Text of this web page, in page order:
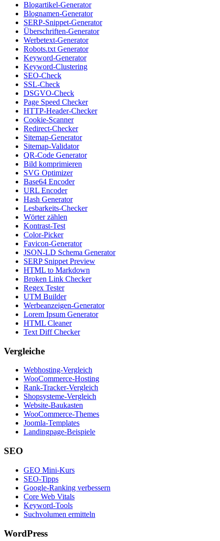
Blogartikel-Generator
Blognamen-Generator
SERP-Snippet-Generator
Überschriften-Generator
Werbetext-Generator
Robots.txt Generator
Keyword-Generator
Keyword-Clustering
SEO-Check
SSL-Check
DSGVO-Check
Page Speed Checker
HTTP-Header-Checker
Cookie-Scanner
Redirect-Checker
Sitemap-Generator
Sitemap-Validator
QR-Code Generator
Bild komprimieren
SVG Optimizer
Base64 Encoder
URL Encoder
Hash Generator
Lesbarkeits-Checker
Wörter zählen
Kontrast-Test
Color-Picker
Favicon-Generator
JSON-LD Schema Generator
SERP Snippet Preview
HTML to Markdown
Broken Link Checker
Regex Tester
UTM Builder
Werbeanzeigen-Generator
Lorem Ipsum Generator
HTML Cleaner
Text Diff Checker
Vergleiche
Webhosting-Vergleich
WooCommerce-Hosting
Rank-Tracker-Vergleich
Shopsysteme-Vergleich
Website-Baukasten
WooCommerce-Themes
Joomla-Templates
Landingpage-Beispiele
SEO
GEO Mini-Kurs
SEO-Tipps
Google-Ranking verbessern
Core Web Vitals
Keyword-Tools
Suchvolumen ermitteln
WordPress